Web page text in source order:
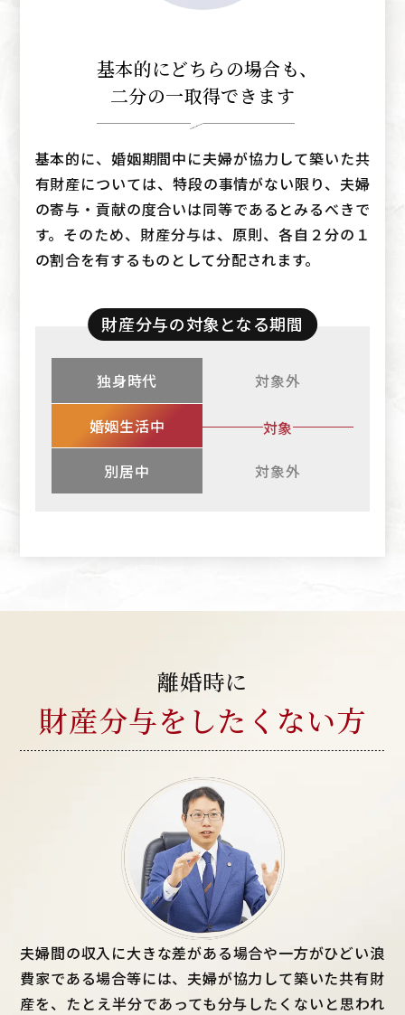
基本的にどちらの場合も、
二分の一取得できます
基本的に、婚姻期間中に夫婦が協力して築いた共
有財産については、特段の事情がない限り、夫婦
の寄与・貢献の度合いは同等であるとみるべきで
す。そのため、財産分与は、原則、各自２分の１
の割合を有するものとして分配されます。
財産分与の対象となる期間
独身時代 対象外
婚姻生活中
対象
別居中
対象外
離婚時に
財産分与を したくない方
夫婦間の収入に大きな差がある場合や一方がひどい浪
費家である場合等には、夫婦が協力して築いた共有財
産を、たとえ半分であっても分与したくないと思われ